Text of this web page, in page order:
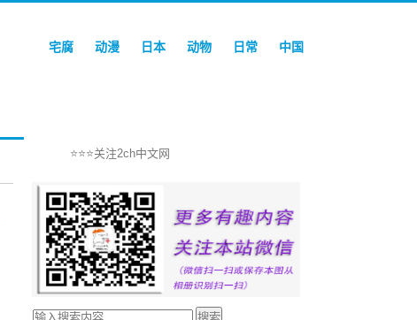
宅腐 动漫 日本 动物 日常 中国
⭐⭐⭐关注2ch中文网